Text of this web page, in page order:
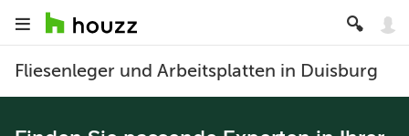
Fliesenleger und Arbeitsplatten in Duisburg